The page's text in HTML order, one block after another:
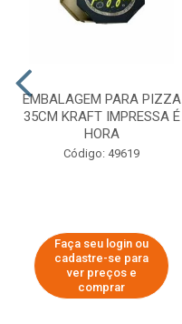
EMBALAGEM PARA PIZZA
35CM KRAFT IMPRESSA É
HORA
Código: 49619
Faça seu login ou
cadastre-se para
ver preços e
comprar